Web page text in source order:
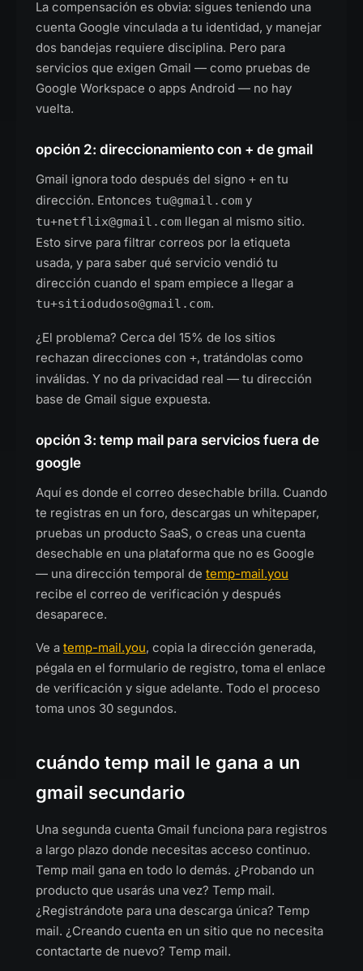
La compensación es obvia: sigues teniendo una
cuenta Google vinculada a tu identidad, y manejar
dos bandejas requiere disciplina. Pero para
servicios que exigen Gmail — como pruebas de
Google Workspace o apps Android — no hay
vuelta.
opción 2: direccionamiento con + de gmail
Gmail ignora todo después del signo + en tu
dirección. Entonces tu@gmail.com y
tu+netflix@gmail.com llegan al mismo sitio.
Esto sirve para filtrar correos por la etiqueta
usada, y para saber qué servicio vendió tu
dirección cuando el spam empiece a llegar a
tu+sitiodudoso@gmail.com.
¿El problema? Cerca del 15% de los sitios
rechazan direcciones con +, tratándolas como
inválidas. Y no da privacidad real — tu dirección
base de Gmail sigue expuesta.
opción 3: temp mail para servicios fuera de
google
Aquí es donde el correo desechable brilla. Cuando
te registras en un foro, descargas un whitepaper,
pruebas un producto SaaS, o creas una cuenta
desechable en una plataforma que no es Google
— una dirección temporal de temp-mail.you
recibe el correo de verificación y después
desaparece.
Ve a temp-mail.you, copia la dirección generada,
pégala en el formulario de registro, toma el enlace
de verificación y sigue adelante. Todo el proceso
toma unos 30 segundos.
cuándo temp mail le gana a un
gmail secundario
Una segunda cuenta Gmail funciona para registros
a largo plazo donde necesitas acceso continuo.
Temp mail gana en todo lo demás. ¿Probando un
producto que usarás una vez? Temp mail.
¿Registrándote para una descarga única? Temp
mail. ¿Creando cuenta en un sitio que no necesita
contactarte de nuevo? Temp mail.